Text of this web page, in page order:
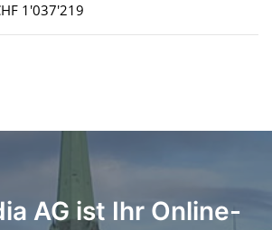
1'037'219
AG ist Ihr Online-